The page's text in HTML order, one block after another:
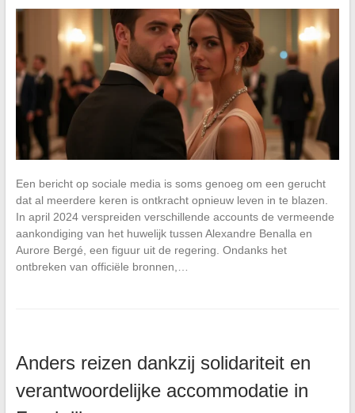
Een bericht op sociale media is soms genoeg om een gerucht
dat al meerdere keren is ontkracht opnieuw leven in te blazen.
In april 2024 verspreiden verschillende accounts de vermeende
aankondiging van het huwelijk tussen Alexandre Benalla en
Aurore Bergé, een figuur uit de regering. Ondanks het
ontbreken van officiële bronnen,…
Anders reizen dankzij solidariteit en
verantwoordelijke accommodatie in